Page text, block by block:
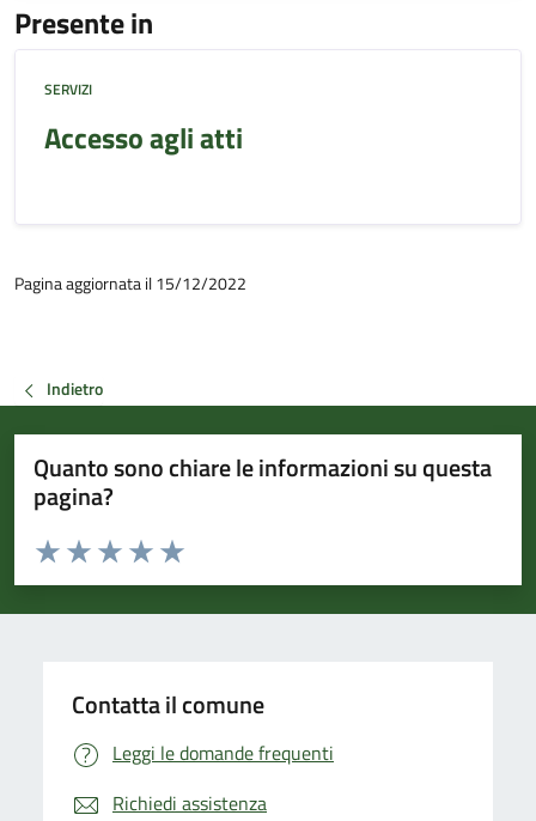
Presente in
SERVIZI
Accesso agli atti
Pagina aggiornata il 15/12/2022
Indietro
Quanto sono chiare le informazioni su questa
pagina?
Valuta da 1 a 5 stelle la pagina
Valuta 5 stelle su 5
Valuta 4 stelle su 5
Valuta 3 stelle su 5
Valuta 2 stelle su 5
Valuta 1 stelle su 5
Contatta il comune
Leggi le domande frequenti
Richiedi assistenza